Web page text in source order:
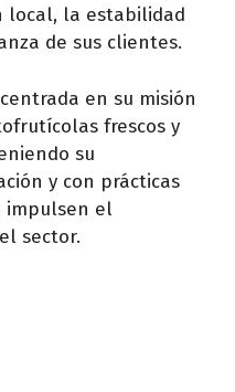
local, la estabilidad
de sus clientes.
en su misión
frescos y
su
y con prácticas
impulsen el
sector.